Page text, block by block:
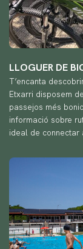
LLOGUER DE
T’encanta
Etxarri disposem
passejos més
informació sobre
ideal de connectar